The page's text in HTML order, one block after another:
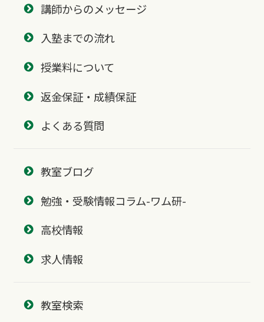
講師からのメッセージ
入塾までの流れ
授業料について
返金保証・成績保証
よくある質問
教室ブログ
勉強・受験情報コラム-ワム研-
高校情報
求人情報
教室検索